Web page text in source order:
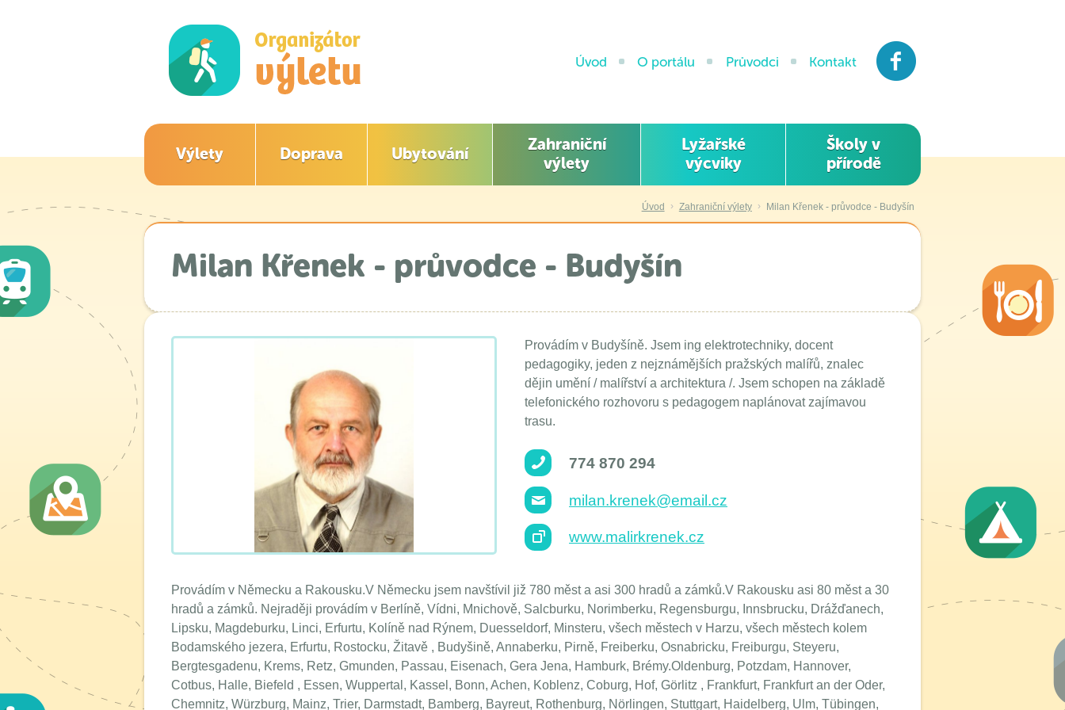
Úvod O portálu Průvodci Kontakt
Výlety Doprava Ubytování
Zahraniční
výlety
Lyžařské
výcviky
Školy v
přírodě
Úvod › Zahraniční výlety › Milan Křenek - průvodce - Budyšín
Milan Křenek - průvodce - Budyšín
Provádím v Budyšíně. Jsem ing elektrotechniky, docent
pedagogiky, jeden z nejznámějších pražských malířů, znalec
dějin umění / malířství a architektura /. Jsem schopen na základě
telefonického rozhovoru s pedagogem naplánovat zajímavou
trasu.
774 870 294
milan.krenek@email.cz
www.malirkrenek.cz
Provádím v Německu a Rakousku.V Německu jsem navštívil již 780 měst a asi 300 hradů a zámků.V Rakousku asi 80 měst a 30
hradů a zámků. Nejraději provádím v Berlíně, Vídni, Mnichově, Salcburku, Norimberku, Regensburgu, Innsbrucku, Drážďanech,
Lipsku, Magdeburku, Linci, Erfurtu, Kolíně nad Rýnem, Duesseldorf, Minsteru, všech městech v Harzu, všech městech kolem
Bodamského jezera, Erfurtu, Rostocku, Žitavě , Budyšině, Annaberku, Pirně, Freiberku, Osnabricku, Freiburgu, Steyeru,
Bergtesgadenu, Krems, Retz, Gmunden, Passau, Eisenach, Gera Jena, Hamburk, Brémy.Oldenburg, Potzdam, Hannover,
Cotbus, Halle, Biefeld , Essen, Wuppertal, Kassel, Bonn, Achen, Koblenz, Coburg, Hof, Görlitz , Frankfurt, Frankfurt an der Oder,
Chemnitz, Würzburg, Mainz, Trier, Darmstadt, Bamberg, Bayreut, Rothenburg, Nörlingen, Stuttgart, Haidelberg, Ulm, Tübingen,